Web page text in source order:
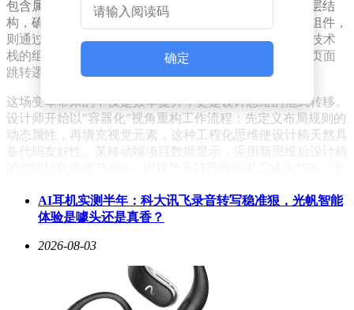
包含属性参数与结构规范，设计师据此调整设计稿的分层结
构，确保图层命名与代码变量严格对应。对于非标准化组件，
则通过AI学习代码仓库的书写规范，自动生成符合团队技术
栈的组件代码。在PDA上架项目中，这种模式实现了多页面
跳转逻辑的像素级还原，开发团队无需进行二次修改。
这场变革带来的不仅是效率提升，更是设计思维的范式转移。
设计师开始以"容器化"视角重构工作流程：先定义布局规则的
动态属性，再填充视觉元素，这种工程化思维使设计稿天然具
备代码友好性。某移动端项目数据显示，采用新思维后设计稿
价值在智能生产链条中得到几何级放大。
色。通过规则引擎与大语言模型的协同，系统既能理解设计稿
中的视觉语义，又能掌握开发环境的框架约束，最终输出可直
接部署的生产级代码。这种人机协作模式使设计师得以从重复
劳动中解放，将更多精力投入交互逻辑创新与用户体验优化。
确定
AI耳机实测半年：科大讯飞录音转写稳准狠，光帆智能
体验是噱头还是真香？
2026-08-03